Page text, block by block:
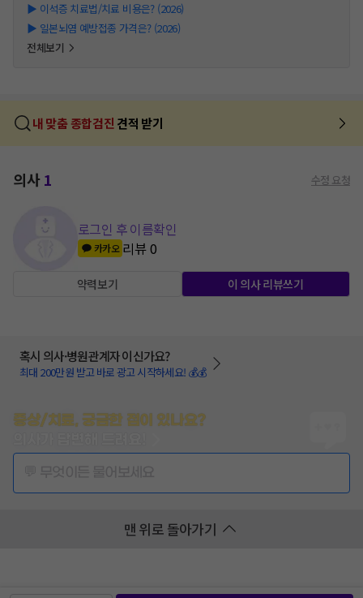
▶ 이석증 치료법/치료 비용은? (2026)
▶ 일본뇌염 예방접종 가격은? (2026)
전체보기
내 맞춤 종합검진 견적 받기
의사1 수정 요청
로그인 후 이름확인
카카오 리뷰0
약력보기 이 의사 리뷰쓰기
혹시 의사·병원관계자 이신가요?
최대 200만원 받고 바로 광고 시작하세요! 💰💰
증상/치료, 궁금한 점이 있나요?
맨 위로 돌아가기